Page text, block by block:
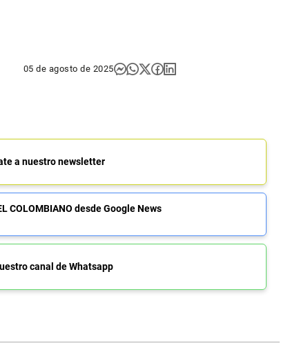
05 de agosto de 2025
a nuestro newsletter
COLOMBIANO desde Google News
canal de Whatsapp